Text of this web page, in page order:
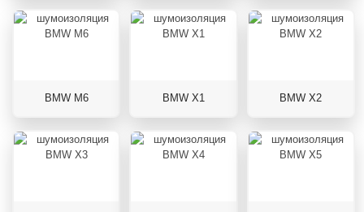
BMW M6 BMW X1 BMW X2